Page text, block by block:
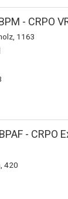
- CRPO
1163
- CRPO
420